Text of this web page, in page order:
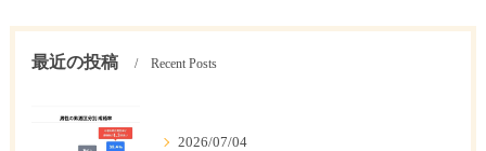
最近の投稿 Recent Posts
2026/07/04